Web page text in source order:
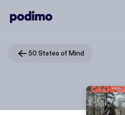
50 States of Mind